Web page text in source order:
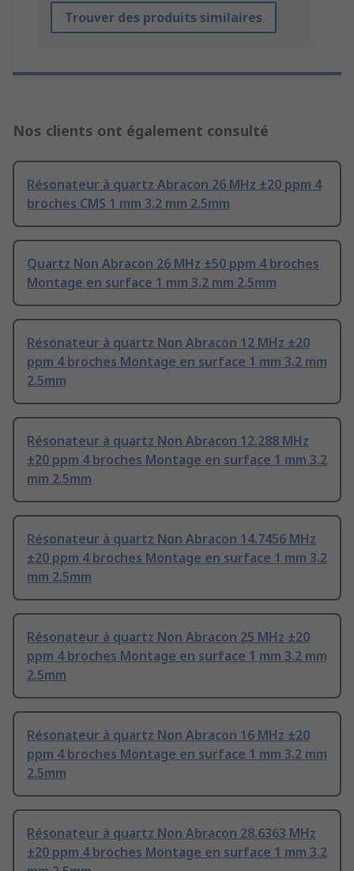
Trouver des produits similaires
Nos clients ont également consulté
Résonateur à quartz Abracon 26 MHz ±20 ppm 4
broches CMS 1 mm 3.2 mm 2.5mm
Quartz Non Abracon 26 MHz ±50 ppm 4 broches
Montage en surface 1 mm 3.2 mm 2.5mm
Résonateur à quartz Non Abracon 12 MHz ±20
ppm 4 broches Montage en surface 1 mm 3.2 mm
2.5mm
Résonateur à quartz Non Abracon 12.288 MHz
±20 ppm 4 broches Montage en surface 1 mm 3.2
mm 2.5mm
Résonateur à quartz Non Abracon 14.7456 MHz
±20 ppm 4 broches Montage en surface 1 mm 3.2
mm 2.5mm
Résonateur à quartz Non Abracon 25 MHz ±20
ppm 4 broches Montage en surface 1 mm 3.2 mm
2.5mm
Résonateur à quartz Non Abracon 16 MHz ±20
ppm 4 broches Montage en surface 1 mm 3.2 mm
2.5mm
Résonateur à quartz Non Abracon 28.6363 MHz
±20 ppm 4 broches Montage en surface 1 mm 3.2